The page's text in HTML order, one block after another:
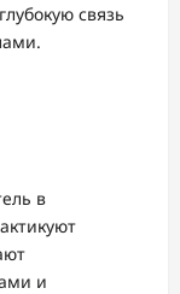
связь
в
и